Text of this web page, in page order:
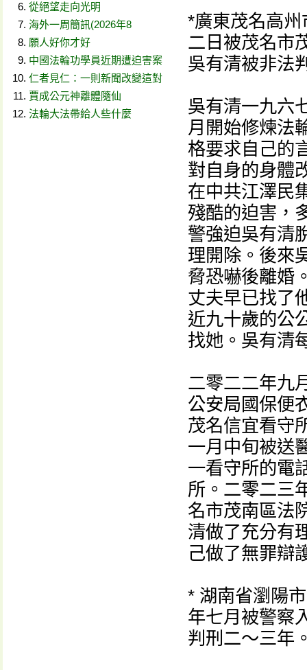
從絕望走向光明
海外一周簡訊(2026年8
願人好你才好
中國法輪功學員近期遭迫害案
仁者見仁：一則新聞改變這對
賈成公元神離體隨仙
法輪大法帶給人些什麼
*廣東茂名高
二日被茂名市
吳有清被非法
吳有清一九六
月開始修煉法
格要求自己的
對自身的身體
在中共江澤民
殘酷的迫害，
警強迫吳有清
理開除。後來
脅恐嚇後離婚
丈夫早已找了
近九十歲的公
找她。吳有清
二零二二年九
公安局國保便
茂名信宜看守
一月中旬被送
一看守所的電
所。二零二三
名市茂南區法
清做了充分有
己做了無罪辯
* 湖南省瀏陽
年七月被警察
判刑二～三年